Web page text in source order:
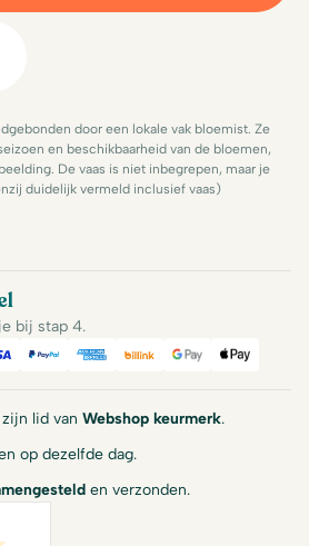
door een lokale vak bloemist. Ze
en beschikbaarheid van de bloemen,
De vaas is niet inbegrepen, maar je
duidelijk vermeld inclusief vaas)
bij stap 4.
PayPalAmerican Express
BillinkGoogle Pay
Apple
lid van Webshop keurmerk.
op dezelfde dag.
en verzonden.